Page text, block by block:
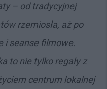
– od tradycyjnej
rzemiosła, aż po
i seanse filmowe.
to nie tylko regały z
centrum lokalnej